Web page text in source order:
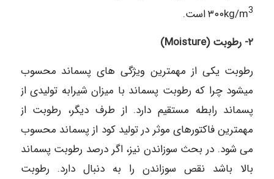
۳۰۰kg/m3
است.
۲- رطوبت (Moisture)
رطوبت یکی از مهمترین ویژگی های پسماند محسوب
میشود چرا که رطوبت پسماند با میزان شیرابه تولیدی از
پسماند رابطه مستقیم دارد. از طرف دیگر، رطوبت از
مهمترین فاکتورهای موثر در تولید کود از پسماند محسوب
می شود. در بحث سوزاندن نیز، اگر درصد رطوبت پسماند
بالا باشد نقص سوزاندن را به دنبال دارد. رطوبت